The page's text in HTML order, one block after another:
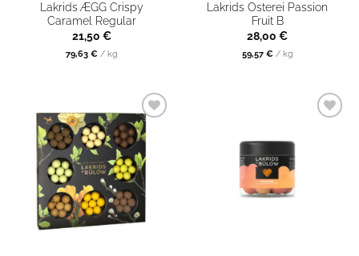
Lakrids ÆGG Crispy
Caramel Regular
21,50 €
79,63 € / kg
Lakrids Osterei Passion
Fruit B
28,00 €
59,57 € / kg